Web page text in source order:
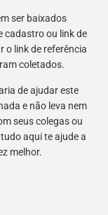
ser baixados
cadastro ou link de
o link de referência
coletados.
de ajudar este
e não leva nem
seus colegas ou
aqui te ajude a
melhor.